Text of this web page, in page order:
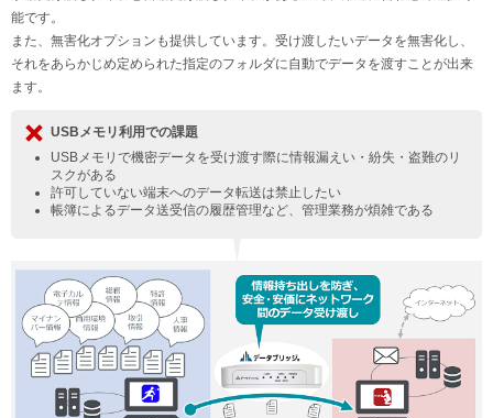
能です。
また、無害化オプションも提供しています。受け渡したいデータを無害化し、
それをあらかじめ定められた指定のフォルダに自動でデータを渡すことが出来
ます。
USBメモリ利用での課題
USBメモリで機密データを受け渡す際に情報漏えい・紛失・盗難のリ
スクがある
許可していない端末へのデータ転送は禁止したい
帳簿によるデータ送受信の履歴管理など、管理業務が煩雑である